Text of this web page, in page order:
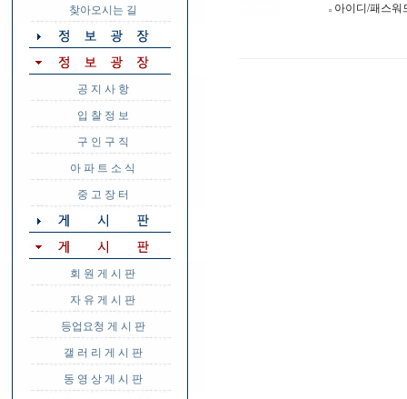
찾아오시는 길
공 지 사 항
입 찰 정 보
구 인 구 직
아 파 트 소 식
중 고 장 터
회 원 게 시 판
자 유 게 시 판
등업요청 게 시 판
갤 러 리 게 시 판
동 영 상 게 시 판
아이디/패스